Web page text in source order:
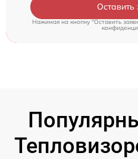
Оставить
Нажимая на кнопку "Оставить